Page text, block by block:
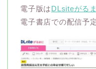
電子版はDLsiteがる
電子書店での配信予